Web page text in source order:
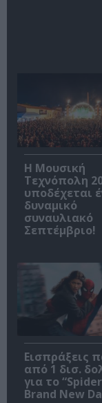
Η Μουσική
Τεχνόπολη
υποδέχεται
δυναμικό
συναυλιακό
Σεπτέμβριο!
Εισπράξεις
από 1 δισ.
για το
Brand New